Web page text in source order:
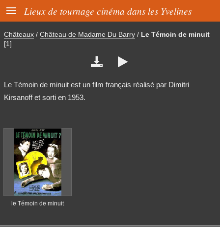
 Lieux de tournage cinéma dans les Yvelines
Châteaux / Château de Madame Du Barry / Le Témoin de minuit
[1]
 
Le Témoin de minuit est un film français réalisé par Dimitri
Kirsanoff et sorti en 1953.
le Témoin de minuit